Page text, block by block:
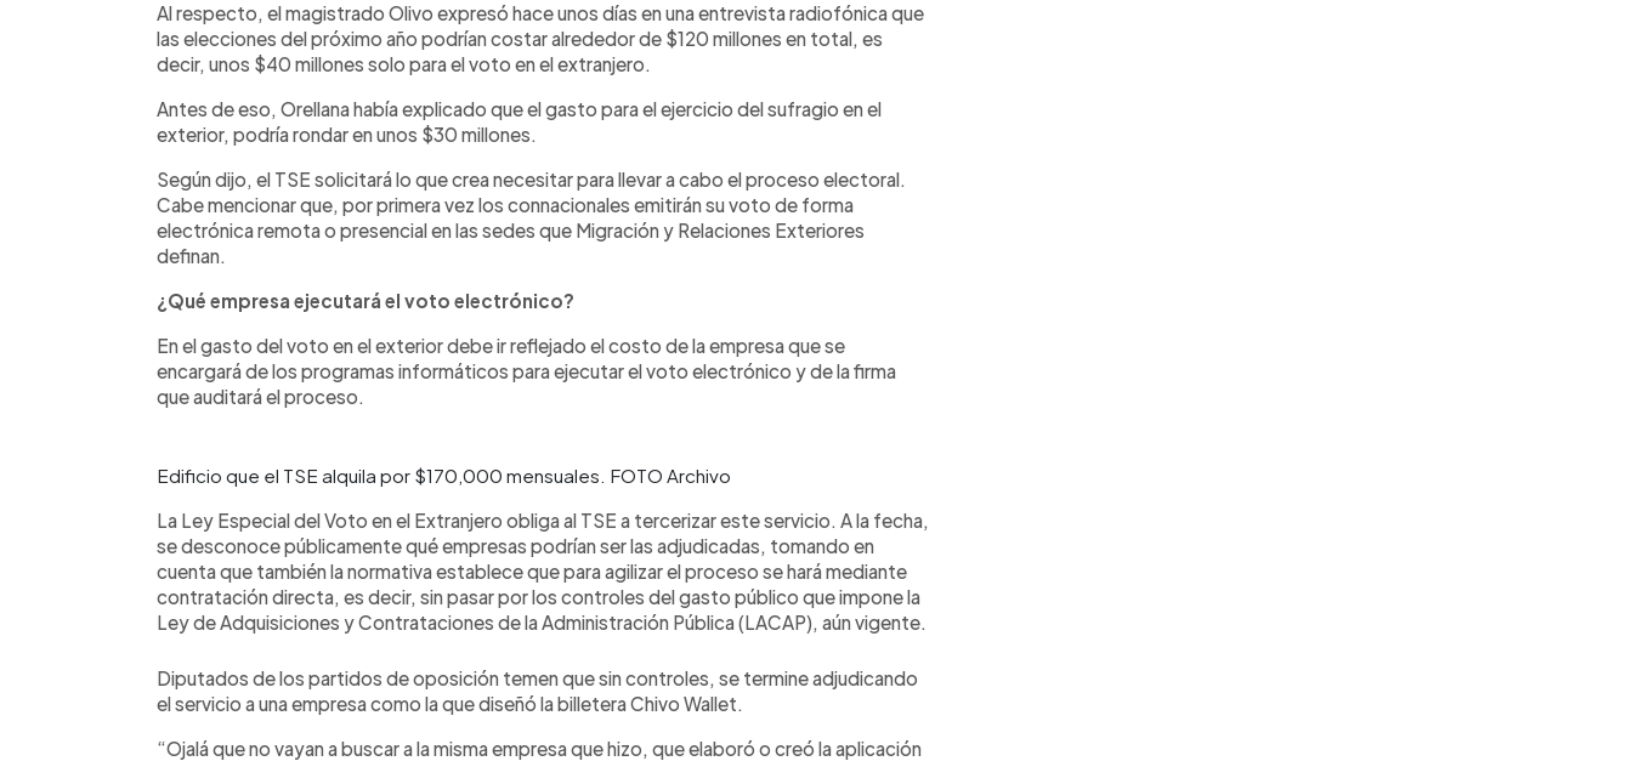
Al respecto, el magistrado Olivo expresó hace unos días en una entrevista radiofónica que
las elecciones del próximo año podrían costar alrededor de $120 millones en total, es
decir, unos $40 millones solo para el voto en el extranjero.
Antes de eso, Orellana había explicado que el gasto para el ejercicio del sufragio en el
exterior, podría rondar en unos $30 millones.
Según dijo, el TSE solicitará lo que crea necesitar para llevar a cabo el proceso electoral.
Cabe mencionar que, por primera vez los connacionales emitirán su voto de forma
electrónica remota o presencial en las sedes que Migración y Relaciones Exteriores
definan.
¿Qué empresa ejecutará el voto electrónico?
En el gasto del voto en el exterior debe ir reflejado el costo de la empresa que se
encargará de los programas informáticos para ejecutar el voto electrónico y de la firma
que auditará el proceso.
Edificio que el TSE alquila por $170,000 mensuales. FOTO Archivo
La Ley Especial del Voto en el Extranjero obliga al TSE a tercerizar este servicio. A la fecha,
se desconoce públicamente qué empresas podrían ser las adjudicadas, tomando en
cuenta que también la normativa establece que para agilizar el proceso se hará mediante
contratación directa, es decir, sin pasar por los controles del gasto público que impone la
Ley de Adquisiciones y Contrataciones de la Administración Pública (LACAP), aún vigente.
Diputados de los partidos de oposición temen que sin controles, se termine adjudicando
el servicio a una empresa como la que diseñó la billetera Chivo Wallet.
“Ojalá que no vayan a buscar a la misma empresa que hizo, que elaboró o creó la aplicación